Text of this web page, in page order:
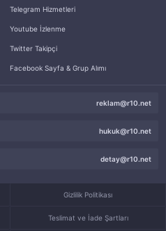
Telegram Hizmetleri
Youtube İzlenme
Twitter Takipçi
Facebook Sayfa & Grup Alımı
reklam@r10.net
hukuk@r10.net
detay@r10.net
Gizlilik Politikası
Teslimat ve İade Şartları